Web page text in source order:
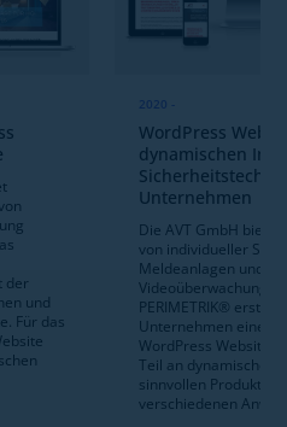
der
und
Für das
2020 -
WordPress
dynamischen
Unternehmen
Die AVT GmbH
von individueller
Meldeanlagen und
PERIMETRIK®
Unternehmen eine
WordPress Website
Teil an dynamischen
sinnvollen
verschiedenen